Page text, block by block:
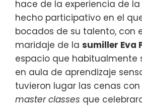
hace de la experiencia de
hecho participativo en el
bocados de su talento, con
maridaje de la sumiller Eva
espacio que habitualmente
en aula de aprendizaje
tuvieron lugar las cenas
master classes que